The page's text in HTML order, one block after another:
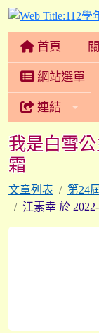
首頁
網站選單
連結
我是白雪
霜
文章列表
第24
江素幸 於